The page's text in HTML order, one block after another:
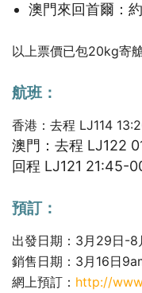
澳門來回首爾：
以上票價已包20kg寄
航班：
香港：去程 LJ114
澳門：去程 LJ122
回程 LJ121 21:45-
預訂：
出發日期：3月29日-8
銷售日期：3月16日
網上預訂： http://